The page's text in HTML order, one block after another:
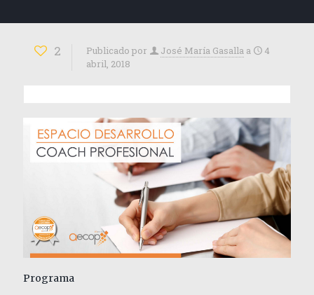
2 Publicado por José María Gasalla a
4
abril, 2018
Programa